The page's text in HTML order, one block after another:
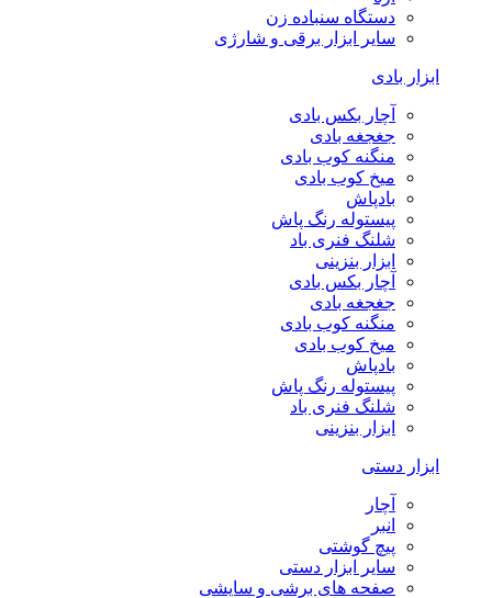
دستگاه سنباده زن
سایر ابزار برقی و شارژی
ابزار بادی
آچار بکس بادی
جغجغه بادی
منگنه کوب بادی
میخ کوب بادی
بادپاش
پیستوله رنگ پاش
شلنگ فنری باد
ابزار بنزینی
آچار بکس بادی
جغجغه بادی
منگنه کوب بادی
میخ کوب بادی
بادپاش
پیستوله رنگ پاش
شلنگ فنری باد
ابزار بنزینی
ابزار دستی
آچار
انبر
پیچ گوشتی
سایر ابزار دستی
صفحه های برشی و سایشی